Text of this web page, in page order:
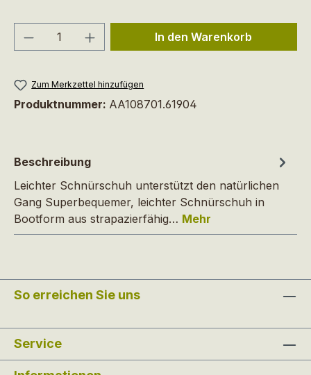
Produkt Anzahl: Gib denIn den Warenkorb
Zum Merkzettel hinzufügen
Produktnummer: AA108701.61904
Beschreibung
Leichter Schnürschuh unterstützt den natürlichen
Gang Superbequemer, leichter Schnürschuh in
Bootform aus strapazierfähig… Mehr
So erreichen Sie uns
Service